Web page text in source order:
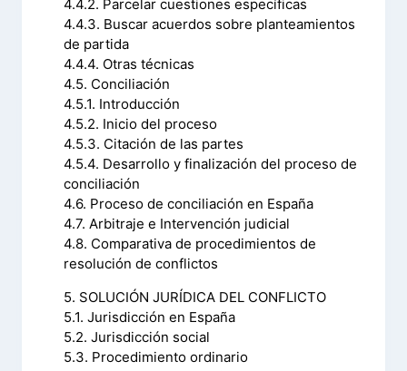
4.4.2. Parcelar cuestiones específicas
4.4.3. Buscar acuerdos sobre planteamientos
de partida
4.4.4. Otras técnicas
4.5. Conciliación
4.5.1. Introducción
4.5.2. Inicio del proceso
4.5.3. Citación de las partes
4.5.4. Desarrollo y finalización del proceso de
conciliación
4.6. Proceso de conciliación en España
4.7. Arbitraje e Intervención judicial
4.8. Comparativa de procedimientos de
resolución de conflictos
5. SOLUCIÓN JURÍDICA DEL CONFLICTO
5.1. Jurisdicción en España
5.2. Jurisdicción social
5.3. Procedimiento ordinario